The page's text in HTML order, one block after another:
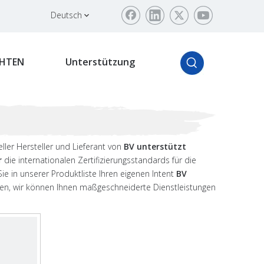
Deutsch
Unterstützung
Hersteller und Lieferant von BV unterstützt
die internationalen Zertifizierungsstandards für die
in unserer Produktliste Ihren eigenen Intent BV
wir können Ihnen maßgeschneiderte Dienstleistungen